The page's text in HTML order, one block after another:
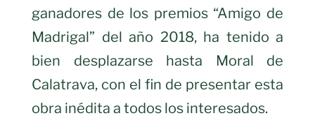
ganadores de los premios “Amigo de
Madrigal” del año 2018, ha tenido a
bien desplazarse hasta Moral de
Calatrava, con el fin de presentar esta
obra inédita a todos los interesados.